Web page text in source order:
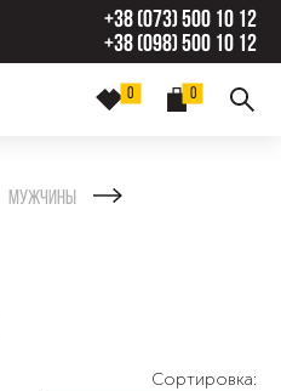
+38 (073) 500 10 12
+38 (098) 500 10 12
0
0
Мужчины
Сортировка: